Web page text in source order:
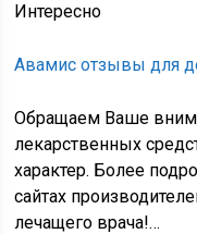
Интересно
Авамис отзывы для
Обращаем Ваше
лекарственных
характер. Более
сайтах
лечащего врача!…